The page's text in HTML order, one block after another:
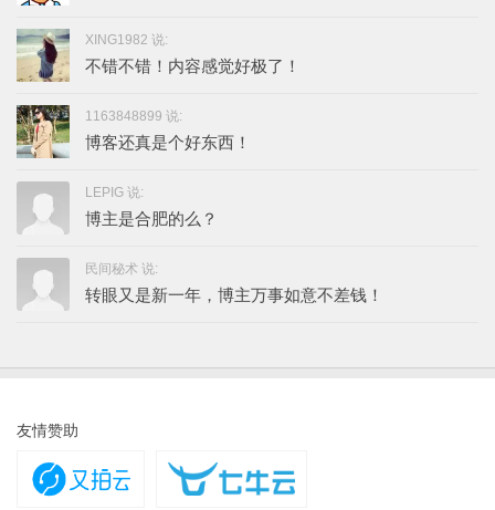
XING1982 说:
不错不错！内容感觉好极了！
1163848899 说:
博客还真是个好东西！
LEPIG 说:
博主是合肥的么？
民间秘术 说:
转眼又是新一年，博主万事如意不差钱！
友情赞助